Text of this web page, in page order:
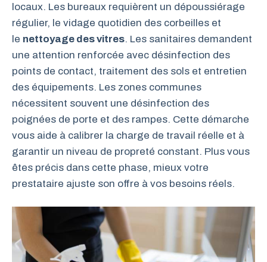
locaux. Les bureaux requièrent un dépoussiérage
régulier, le vidage quotidien des corbeilles et
le nettoyage des vitres. Les sanitaires demandent
une attention renforcée avec désinfection des
points de contact, traitement des sols et entretien
des équipements. Les zones communes
nécessitent souvent une désinfection des
poignées de porte et des rampes. Cette démarche
vous aide à calibrer la charge de travail réelle et à
garantir un niveau de propreté constant. Plus vous
êtes précis dans cette phase, mieux votre
prestataire ajuste son offre à vos besoins réels.